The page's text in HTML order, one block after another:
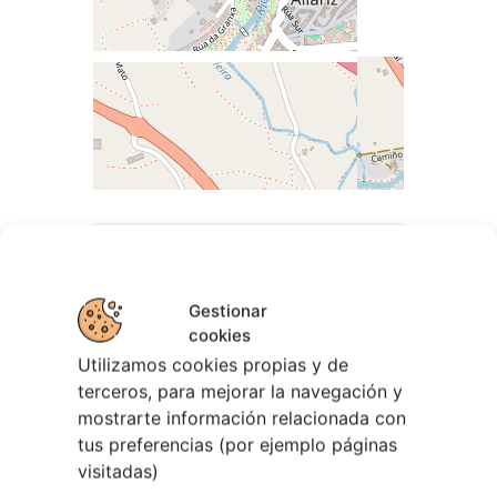
Gestionar
cookies
Utilizamos cookies propias y de
terceros, para mejorar la navegación y
mostrarte información relacionada con
tus preferencias (por ejemplo páginas
visitadas)
EVENTOS RELACIONADOS